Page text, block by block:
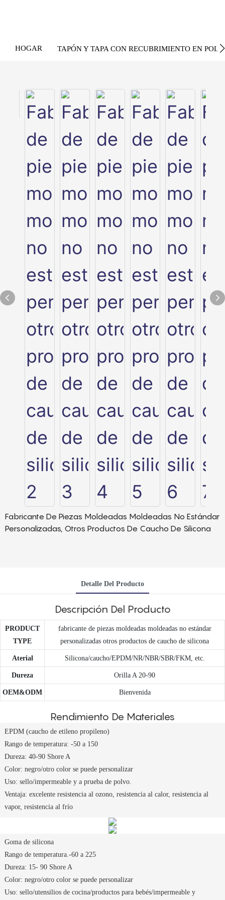
HOGAR TAPÓN Y TAPA CON RECUBRIMIENTO EN
Fabricante De Piezas Moldeadas Moldeadas No Estándar
Personalizadas, Otros Productos De Caucho De Silicona
Detalle Del Producto
Descripción Del Producto
PRODUCT
TYPE
fabricante de piezas moldeadas moldeadas no estándar
personalizadas otros productos de caucho de silicona
Aterial Silicona/caucho/EPDM/NR/NBR/SBR/FKM, etc.
Dureza Orilla A 20-90
OEM&ODM Bienvenida
Rendimiento De Materiales
Goma de silicona
Rango de temperatura.-60 a 225
Dureza: 15- 90 Shore A
Color: negro/otro color se puede personalizar
Uso: sello/utensilios de cocina/productos para bebés/impermeable y
EPDM (caucho de etileno propileno)
Rango de temperatura: -50 a 150
Dureza: 40-90 Shore A
Color: negro/otro color se puede personalizar
Uso: sello/impermeable y a prueba de polvo.
Ventaja: excelente resistencia al ozono, resistencia al calor, resistencia al
vapor, resistencia al frío